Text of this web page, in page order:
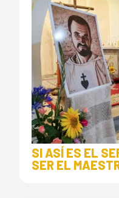
SI ASÍ ES EL
SER EL